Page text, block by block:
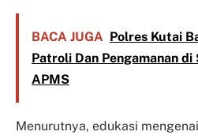
BACA JUGA Polres Kutai
Patroli Dan Pengamanan di
APMS
Menurutnya, edukasi